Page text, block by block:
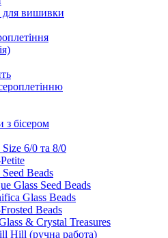
для вишивки
з бісером
Size 6/0 та 8/0
Seed Beads
Glass Seed Beads
Glass Beads
Beads
& Crystal Treasures
Hill (ручна работа)